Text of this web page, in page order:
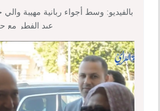
بالفيديو: وسط أجواء ربانية مهيبة
عيد الفطر مع